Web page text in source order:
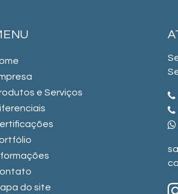
e Serviços
do site